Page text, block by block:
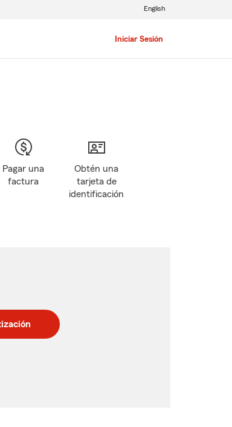
Iniciar Sesión
English
Pagar una
factura
Obtén una
tarjeta de
identificación